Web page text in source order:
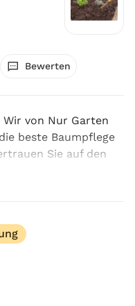
Bewerten
Wir von Nur Garten
beste Baumpflege
Sie auf den
Ihr Garten das